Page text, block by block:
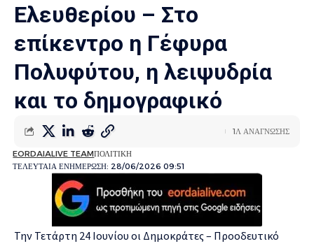
Ελευθερίου – Στο
επίκεντρο η Γέφυρα
Πολυφύτου, η λειψυδρία
και το δημογραφικό
ΤΕΛΕΥΤΑΙΑ ΕΝΗΜΕΡΩΣΗ: 28/06/2026 09:51
EORDAIALIVE TEAMΠΟΛΙΤΙΚΗ
1Λ ΑΝΑΓΝΩΣΗΣ
Την Τετάρτη 24 Ιουνίου οι Δημοκράτες – Προοδευτικό